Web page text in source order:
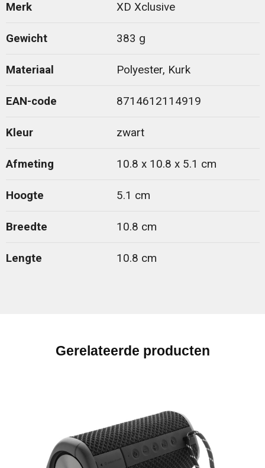
Merk XD Xclusive
Gewicht 383 g
Materiaal Polyester, Kurk
EAN-code 8714612114919
Kleur zwart
Afmeting 10.8 x 10.8 x 5.1 cm
Hoogte 5.1 cm
Breedte 10.8 cm
Lengte 10.8 cm
Gerelateerde producten